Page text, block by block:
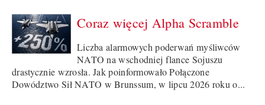
Coraz więcej Alpha Scramble
Liczba alarmowych poderwań myśliwców
NATO na wschodniej flance Sojuszu
drastycznie wzrosła. Jak poinformowało Połączone
Dowództwo Sił NATO w Brunssum, w lipcu 2026 roku o...